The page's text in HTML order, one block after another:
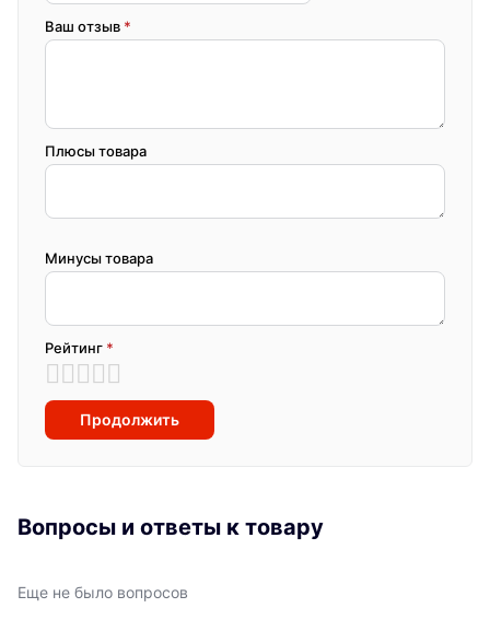
Ваш отзыв *
Плюсы товара
Минусы товара
Рейтинг *
Продолжить
Вопросы и ответы к товару
Еще не было вопросов